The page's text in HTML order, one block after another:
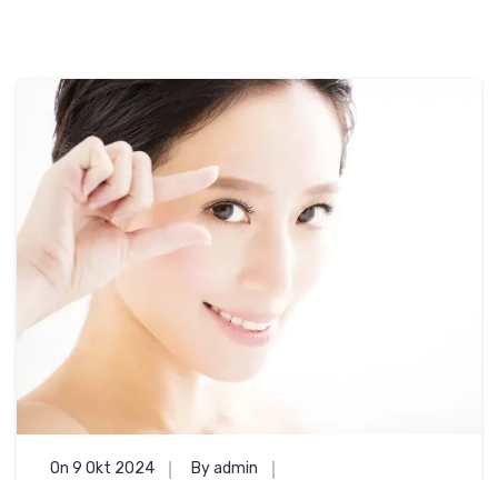
On 9 Okt 2024
By admin